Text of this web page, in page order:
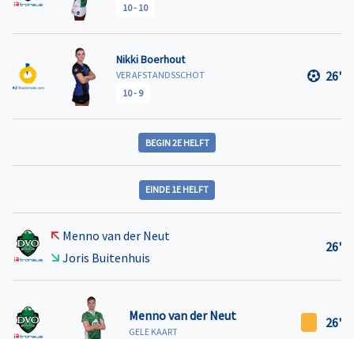
10- 10
Nikki Boerhout
VER AFSTANDSSCHOT
10- 9
26'
BEGIN 2E HELFT
EINDE 1E HELFT
Menno van der Neut
Joris Buitenhuis
26'
Menno van der Neut
GELE KAART
26'